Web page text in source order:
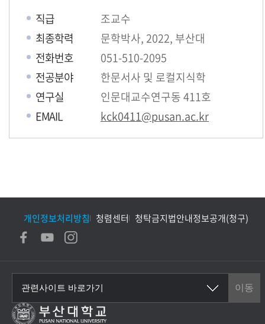
직급
조교수
최종학력
문학박사, 2022, 부산대
전화번호
051-510-2095
전공분야
한문서사 및 로컬지식학
연구실
인문대교수연구동 411호
EMAIL
kck0411@pusan.ac.kr
개인정보처리방침 청렴센터 청탁금지법안내정보공개(청구)